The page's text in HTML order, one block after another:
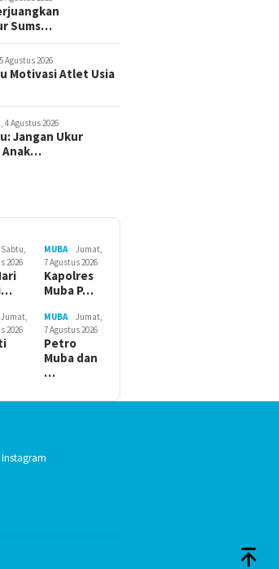
Sums…
Agustus 2026
Motivasi Atlet Usia
4 Agustus 2026
Jangan Ukur
Anak…
Sabtu,
2026
MUBA
Jumat,
7 Agustus 2026
Kapolres
Muba P…
Jumat,
2026
MUBA
Jumat,
7 Agustus 2026
Petro
Muba dan
…
Instagram